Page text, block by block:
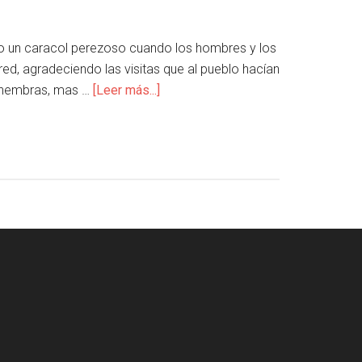
un caracol perezoso cuando los hombres y los
agradeciendo las visitas que al pueblo hacían
mas … [Leer más...]